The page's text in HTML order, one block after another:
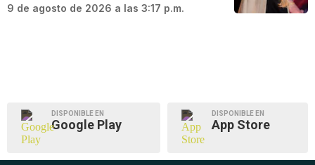
9 de agosto de 2026 a las 3:17 p.m.
DISPONIBLE EN
Google Play
DISPONIBLE EN
App Store